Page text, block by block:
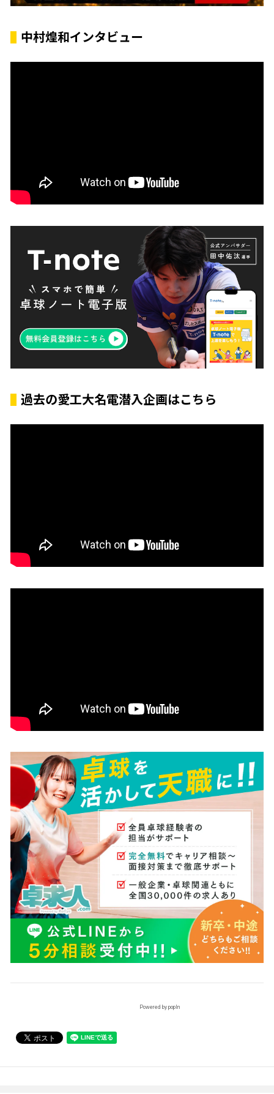
中村煌和インタビュー
過去の愛工大名電潜入企画はこちら
Powered by popIn